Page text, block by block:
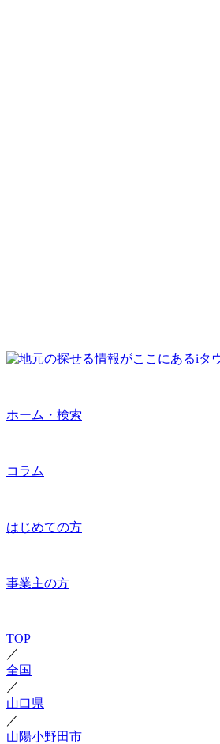
ホーム・検索
コラム
はじめての方
事業主の方
TOP
／
全国
／
山口県
／
山陽小野田市